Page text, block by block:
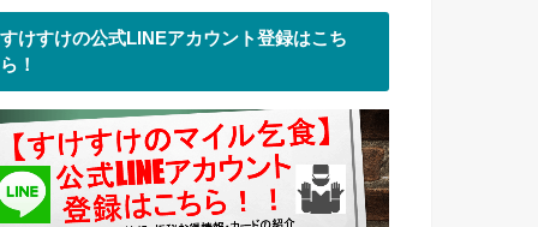
すけすけの公式LINEアカウント登録はこち
ら！